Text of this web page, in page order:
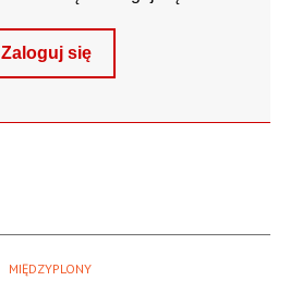
Zaloguj się
MIĘDZYPLONY